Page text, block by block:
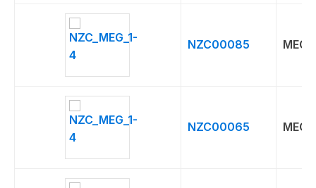
NZC00085 MEG
NZC00065 MEG